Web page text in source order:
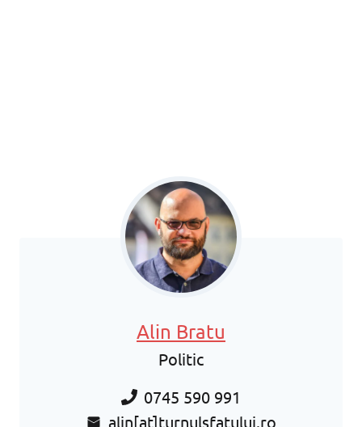
Alin Bratu
Politic
0745 590 991
alin[at]turnulsfatului.ro